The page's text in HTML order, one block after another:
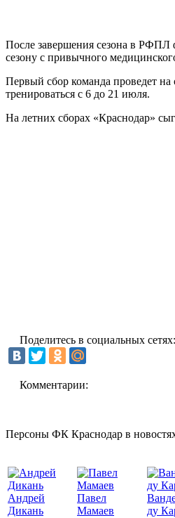
После завершения сезона в РФПЛ
сезону с привычного
Первый сбор команда проведет на
тренироваться с 6 до 21 июля.
На летних сборах «Краснодар»
Поделитесь в социальных сетях:
Комментарии:
Персоны ФК Краснодар в
Андрей
Дикань
Павел
Мамаев
ду